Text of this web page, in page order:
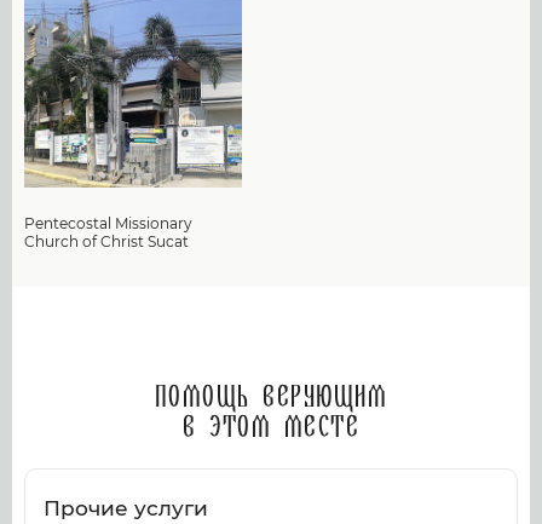
Pentecostal Missionary
Church of Christ Sucat
Помощь верующим
в этом месте
Прочие услуги